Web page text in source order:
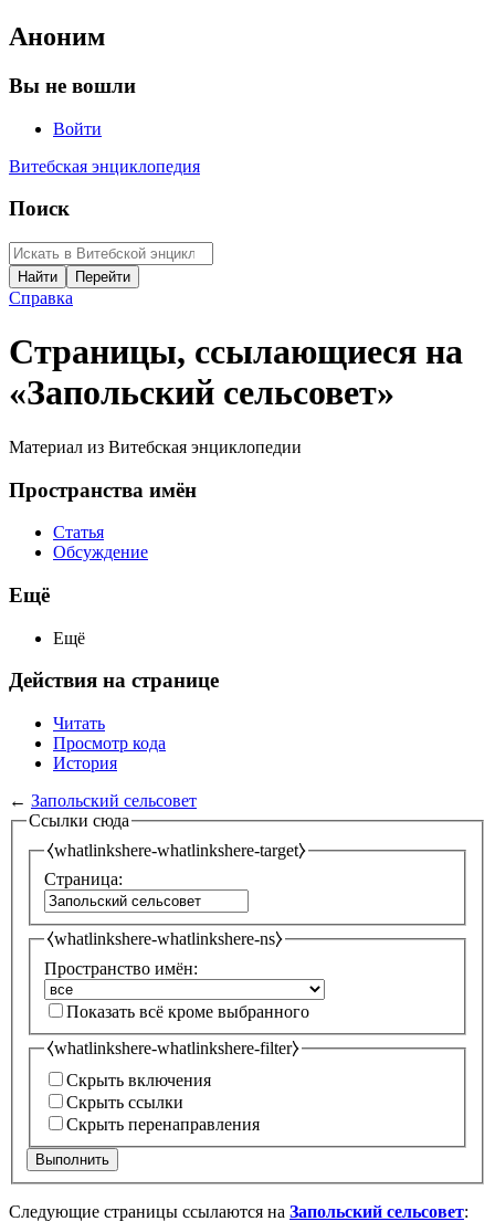
Аноним
Вы не вошли
Войти
Витебская энциклопедия
Поиск
Справка
Страницы, ссылающиеся на
«Запольский сельсовет»
Материал из Витебская энциклопедии
Пространства имён
Статья
Обсуждение
Ещё
Ещё
Действия на странице
Читать
Просмотр кода
История
← Запольский сельсовет
Ссылки сюда
⧼whatlinkshere-whatlinkshere-target⧽
Страница:
⧼whatlinkshere-whatlinkshere-ns⧽
Пространство имён:
Показать всё кроме выбранного
⧼whatlinkshere-whatlinkshere-filter⧽
Скрыть включения
Скрыть ссылки
Скрыть перенаправления
Выполнить
Следующие страницы ссылаются на Запольский сельсовет: